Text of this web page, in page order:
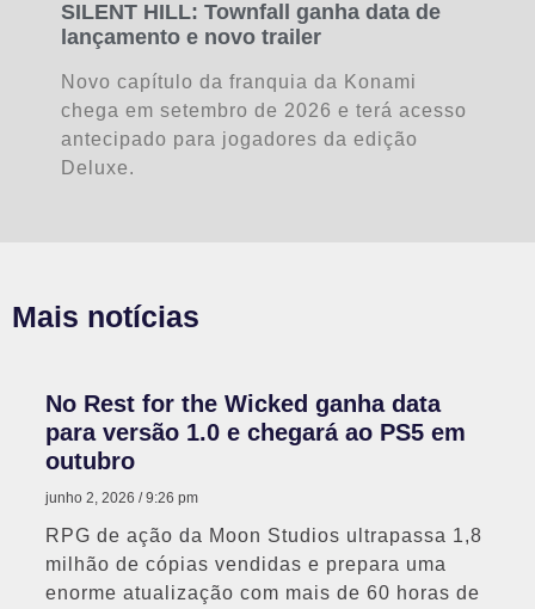
SILENT HILL: Townfall ganha data de
lançamento e novo trailer
Novo capítulo da franquia da Konami
chega em setembro de 2026 e terá acesso
antecipado para jogadores da edição
Deluxe.
Mais notícias
No Rest for the Wicked ganha data
para versão 1.0 e chegará ao PS5 em
outubro
junho 2, 2026 9:26 pm
RPG de ação da Moon Studios ultrapassa 1,8
milhão de cópias vendidas e prepara uma
enorme atualização com mais de 60 horas de